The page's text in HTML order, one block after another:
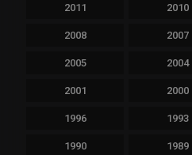
2011 2010
2008 2007
2005 2004
2001 2000
1996 1993
1990 1989